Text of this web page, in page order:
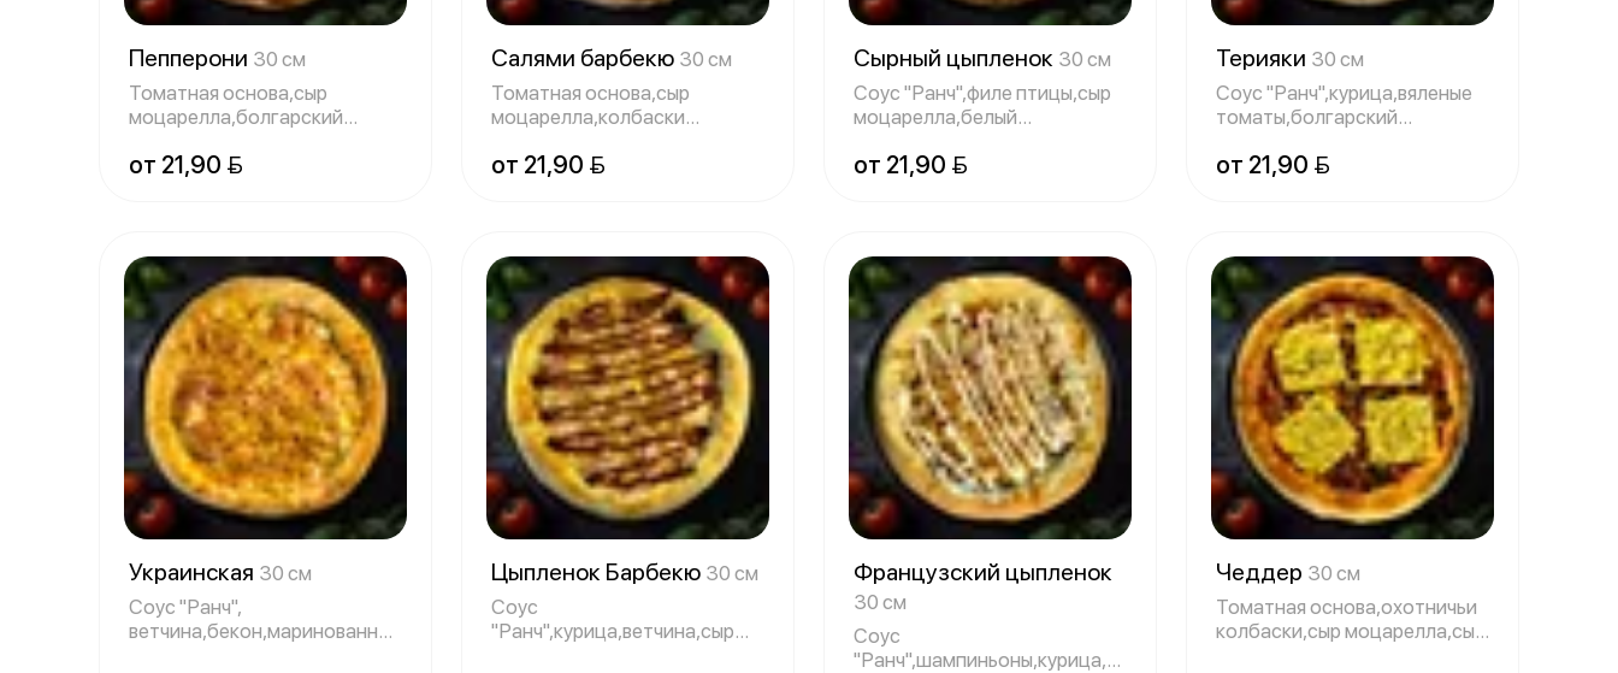
Пепперони 30 см
Томатная основа,сыр
моцарелла,болгарский
от 21,90 
Салями барбекю 30 см
Томатная основа,сыр
моцарелла,колбаски
от 21,90 
Сырный цыпленок 30 см
Соус "Ранч",филе птицы,сыр
моцарелла,белый
от 21,90 
Терияки 30 см
Соус "Ранч",курица,вяленые
томаты,болгарский
от 21,90 
Украинская 30 см
Соус "Ранч",
ветчина,бекон,маринованный
Цыпленок Барбекю 30 см
Соус
"Ранч",курица,ветчина,сыр
Французский цыпленок
30 см
Соус
"Ранч",шампиньоны,курица,маринованный
Чеддер 30 см
Томатная основа,охотничьи
колбаски,сыр моцарелла,сыр